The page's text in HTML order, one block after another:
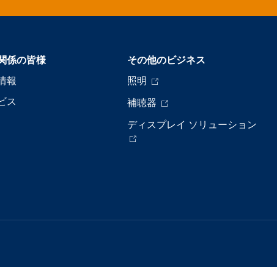
係の皆様
報
ス
その他のビジネス
照明
補聴器
ディスプレイ ソリューション